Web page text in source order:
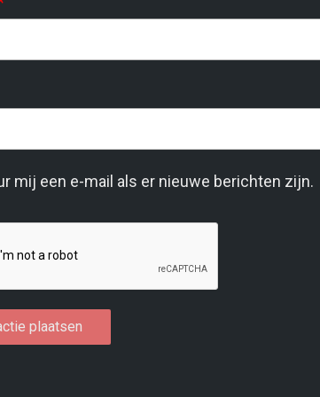
mij een e-mail als er nieuwe berichten zijn.